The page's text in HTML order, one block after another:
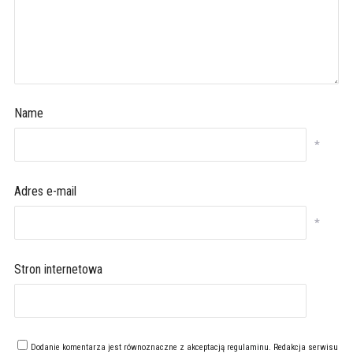
Name
*
Adres e-mail
*
Stron internetowa
Dodanie komentarza jest równoznaczne z akceptacją regulaminu. Redakcja serwisu